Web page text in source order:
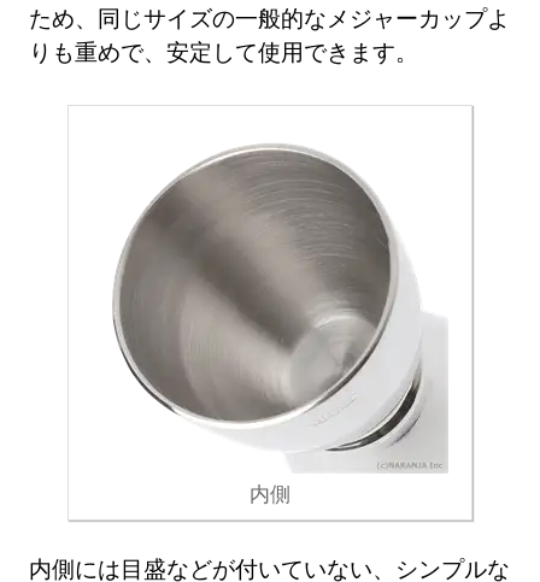
ため、同じサイズの一般的なメジャーカップよ
りも重めで、安定して使用できます。
内側
内側には目盛などが付いていない、シンプルな